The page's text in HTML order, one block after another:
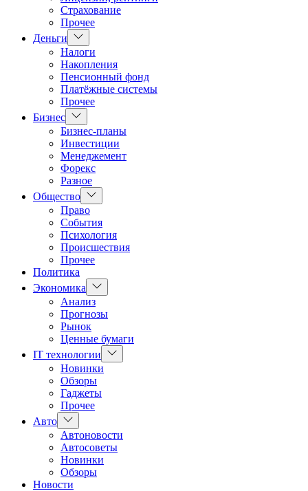
Страхование
Прочее
Деньги
Показать
подменю
Налоги
Накопления
Пенсионный фонд
Платёжные системы
Прочее
Бизнес Показать
подменю
Бизнес-планы
Инвестиции
Менеджемент
Форекс
Разное
Общество Показать
подменю
Право
События
Психология
Происшествия
Прочее
Политика
Экономика
Показать
подменю
Анализ
Прогнозы
Рынок
Ценные бумаги
IT технологии
Показать
подменю
Новинки
Обзоры
Гаджеты
Прочее
Авто Показать
подменю
Автоновости
Автосоветы
Новинки
Обзоры
Новости